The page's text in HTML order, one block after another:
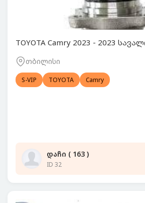
TOYOTA Camry 2023 - 2023
თბილისი
S-VIP TOYOTA Camry
დაჩი ( 163 )
ID 32